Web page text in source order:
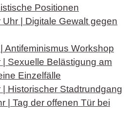
Positionen
| Digitale Gewalt gegen
Antifeminismus Workshop
Sexuelle Belästigung am
Einzelfälle
| Historischer Stadtrundgang
| Tag der offenen Tür bei